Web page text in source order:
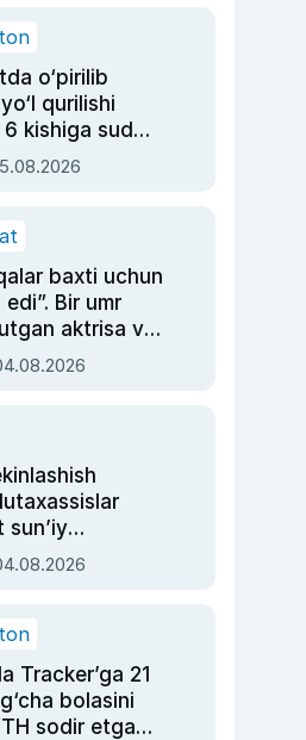
o‘pirilib
qurilishi
6 kishiga sud
baxti uchun
Bir umr
aktrisa va
Rimma
sun’iy
boshqara
xavotir
Tracker’ga 21
bolasini
sodir etgan